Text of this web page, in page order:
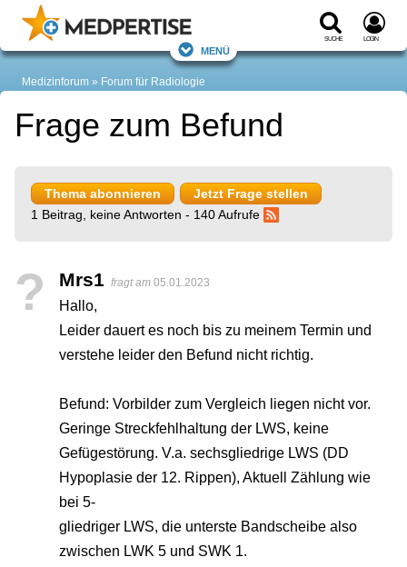
Suche Login
Menü
Medizinforum Forum für Radiologie
Frage zum Befund
Thema abonnieren
Jetzt Frage stellen
1 Beitrag, keine Antworten - 140 Aufrufe
? Mrs1 fragt am 05.01.2023
Hallo,
Leider dauert es noch bis zu meinem Termin und
verstehe leider den Befund nicht richtig.
Befund: Vorbilder zum Vergleich liegen nicht vor.
Geringe Streckfehlhaltung der LWS, keine
Gefügestörung. V.a. sechsgliedrige LWS (DD
Hypoplasie der 12. Rippen), Aktuell Zählung wie
bei 5-
gliedriger LWS, die unterste Bandscheibe also
zwischen LWK 5 und SWK 1.